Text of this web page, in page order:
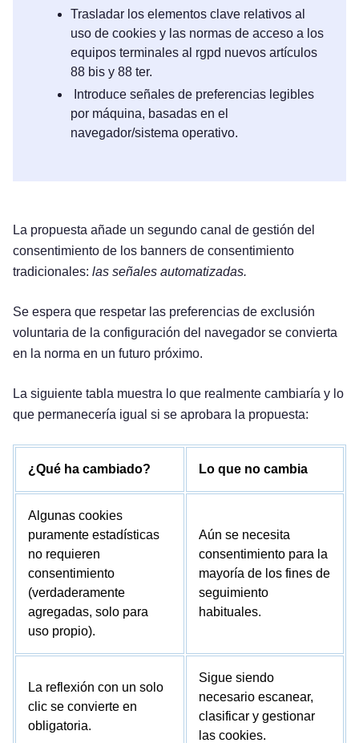
Trasladar los elementos clave relativos al
uso de cookies y las normas de acceso a los
equipos terminales al rgpd nuevos artículos
88 bis y 88 ter.
Introduce señales de preferencias legibles
por máquina, basadas en el
navegador/sistema operativo.
La propuesta añade un segundo canal de gestión del
consentimiento de los banners de consentimiento
tradicionales: las señales automatizadas.
Se espera que respetar las preferencias de exclusión
voluntaria de la configuración del navegador se convierta
en la norma en un futuro próximo.
La siguiente tabla muestra lo que realmente cambiaría y lo
que permanecería igual si se aprobara la propuesta:
¿Qué ha cambiado? Lo que no cambia
Algunas cookies
puramente estadísticas
no requieren
consentimiento
(verdaderamente
agregadas, solo para
uso propio).
Aún se necesita
consentimiento para la
mayoría de los fines de
seguimiento
habituales.
La reflexión con un solo
clic se convierte en
obligatoria.
Sigue siendo
necesario escanear,
clasificar y gestionar
las cookies.